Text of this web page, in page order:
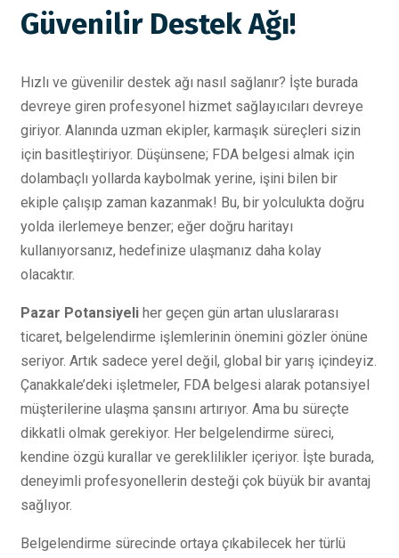
Güvenilir Destek Ağı!
Hızlı ve güvenilir destek ağı nasıl sağlanır? İşte burada
devreye giren profesyonel hizmet sağlayıcıları devreye
giriyor. Alanında uzman ekipler, karmaşık süreçleri sizin
için basitleştiriyor. Düşünsene; FDA belgesi almak için
dolambaçlı yollarda kaybolmak yerine, işini bilen bir
ekiple çalışıp zaman kazanmak! Bu, bir yolculukta doğru
yolda ilerlemeye benzer; eğer doğru haritayı
kullanıyorsanız, hedefinize ulaşmanız daha kolay
olacaktır.
Pazar Potansiyeli her geçen gün artan uluslararası
ticaret, belgelendirme işlemlerinin önemini gözler önüne
seriyor. Artık sadece yerel değil, global bir yarış içindeyiz.
Çanakkale’deki işletmeler, FDA belgesi alarak potansiyel
müşterilerine ulaşma şansını artırıyor. Ama bu süreçte
dikkatli olmak gerekiyor. Her belgelendirme süreci,
kendine özgü kurallar ve gereklilikler içeriyor. İşte burada,
deneyimli profesyonellerin desteği çok büyük bir avantaj
sağlıyor.
Belgelendirme sürecinde ortaya çıkabilecek her türlü